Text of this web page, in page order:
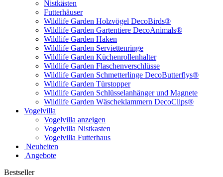
Nistkästen
Futterhäuser
Wildlife Garden Holzvögel DecoBirds®
Wildlife Garden Gartentiere DecoAnimals®
Wildlife Garden Haken
Wildlife Garden Serviettenringe
Wildlife Garden Küchenrollenhalter
Wildlife Garden Flaschenverschlüsse
Wildlife Garden Schmetterlinge DecoButterflys®
Wildlife Garden Türstopper
Wildlife Garden Schlüsselanhänger und Magnete
Wildlife Garden Wäscheklammern DecoClips®
Vogelvilla
Vogelvilla anzeigen
Vogelvilla Nistkasten
Vogelvilla Futterhaus
Neuheiten
Angebote
Bestseller